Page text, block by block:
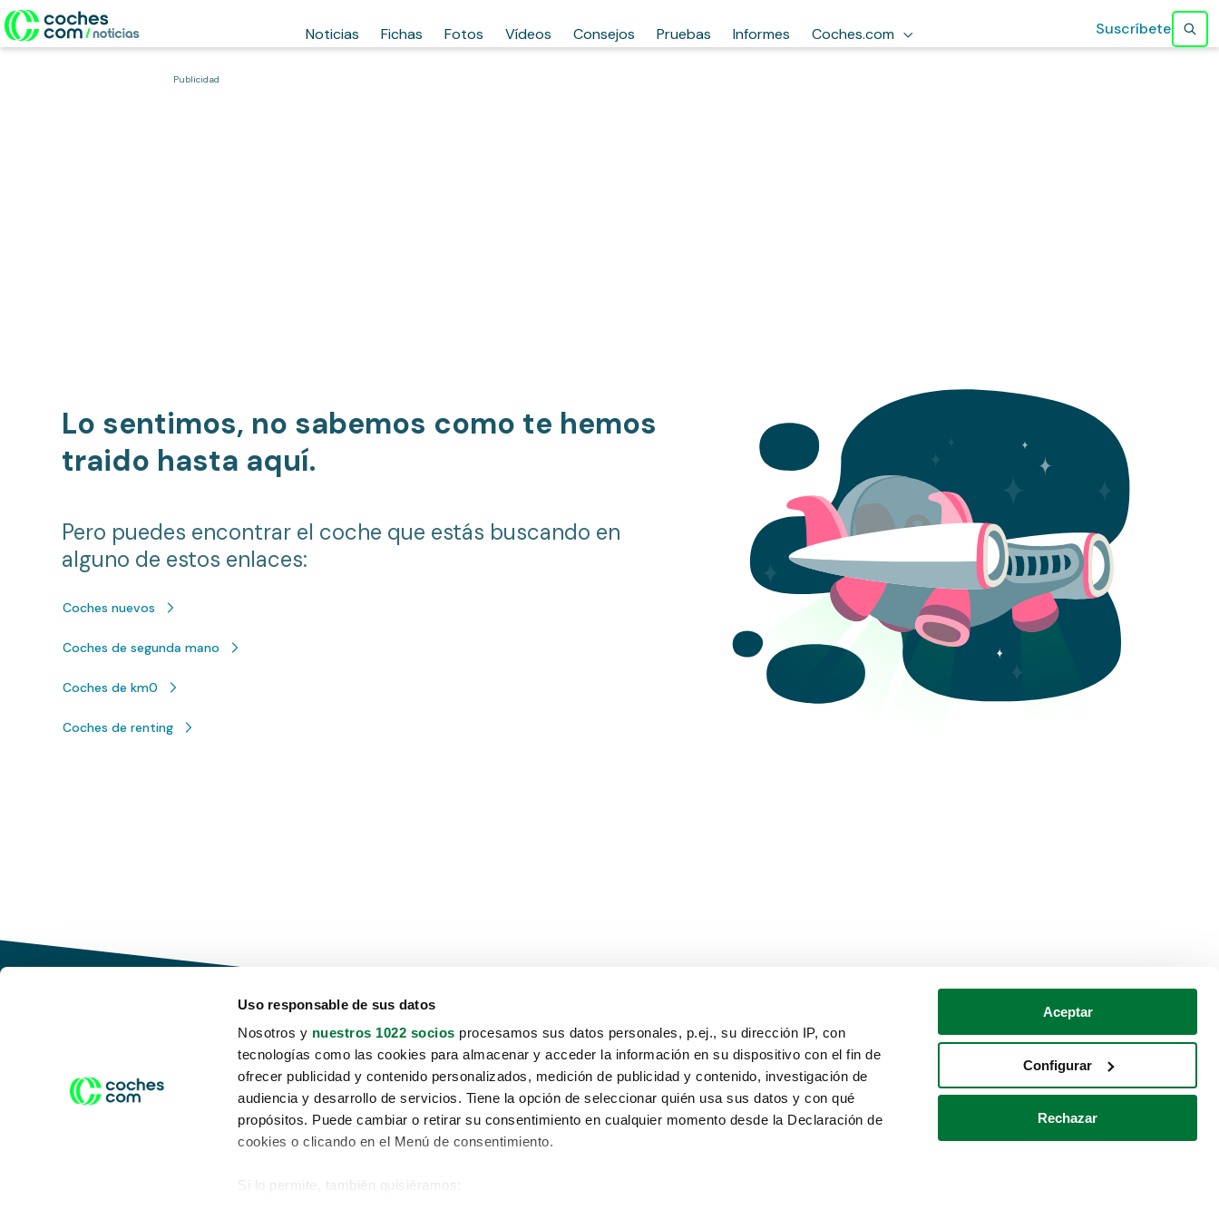
Uso responsable de sus datos
Nosotros y nuestros 1022 socios procesamos sus datos personales, p.ej., su dirección IP, con
tecnologías como las cookies para almacenar y acceder la información en su dispositivo con el fin de
ofrecer publicidad y contenido personalizados, medición de publicidad y contenido, investigación de
audiencia y desarrollo de servicios. Tiene la opción de seleccionar quién usa sus datos y con qué
propósitos. Puede cambiar o retirar su consentimiento en cualquier momento desde la Declaración de
cookies o clicando en el Menú de consentimiento.
Si lo permite, también quisiéramos:
Aceptar
Configurar
Rechazar
Noticias Fichas Fotos Vídeos Consejos Pruebas Informes Coches.com Suscríbete
Publicidad
Lo sentimos, no sabemos como te hemos
traido hasta aquí.
Pero puedes encontrar el coche que estás buscando en
alguno de estos enlaces:
Coches nuevos
Coches de segunda mano
Coches de km0
Coches de renting
Conduce tu futuro,
desata tu movilidad